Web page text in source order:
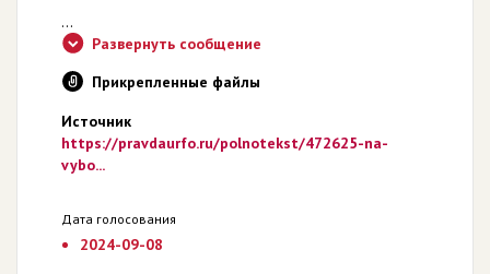
...
Развернуть сообщение
Прикрепленные файлы
Источник
https://pravdaurfo.ru/polnotekst/472625-na-
vybo...
Дата голосования
2024-09-08